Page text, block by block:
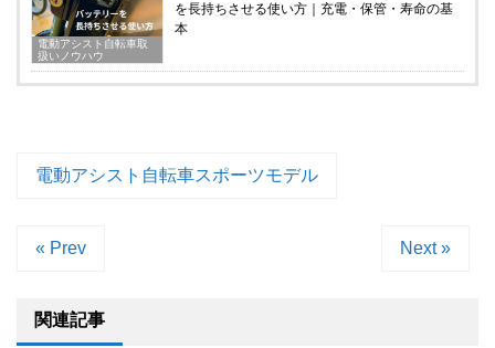
電動アシスト自転車取
扱いノウハウ
を長持ちさせる使い方｜充電・保管・寿命の基
本
電動アシスト自転車スポーツモデル
« Prev Next »
関連記事